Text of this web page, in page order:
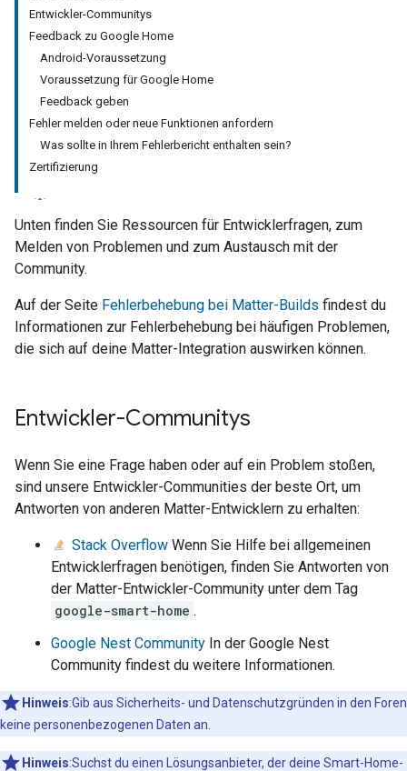
Entwickler-Communitys
Feedback zu Google Home
Android-Voraussetzung
Voraussetzung für Google Home
Feedback geben
Fehler melden oder neue Funktionen anfordern
Was sollte in Ihrem Fehlerbericht enthalten sein?
Zertifizierung
Unten finden Sie Ressourcen für Entwicklerfragen, zum
Melden von Problemen und zum Austausch mit der
Community.
Auf der Seite Fehlerbehebung bei Matter-Builds findest du
Informationen zur Fehlerbehebung bei häufigen Problemen,
die sich auf deine Matter-Integration auswirken können.
Entwickler-Communitys
Wenn Sie eine Frage haben oder auf ein Problem stoßen,
sind unsere Entwickler-Communities der beste Ort, um
Antworten von anderen Matter-Entwicklern zu erhalten:
Stack Overflow Wenn Sie Hilfe bei allgemeinen
Entwicklerfragen benötigen, finden Sie Antworten von
der Matter-Entwickler-Community unter dem Tag
google-smart-home .
Google Nest Community In der Google Nest
Community findest du weitere Informationen.
Hinweis:Gib aus Sicherheits- und Datenschutzgründen in den Foren
keine personenbezogenen Daten an.
Hinweis:Suchst du einen Lösungsanbieter, der deine Smart-Home-